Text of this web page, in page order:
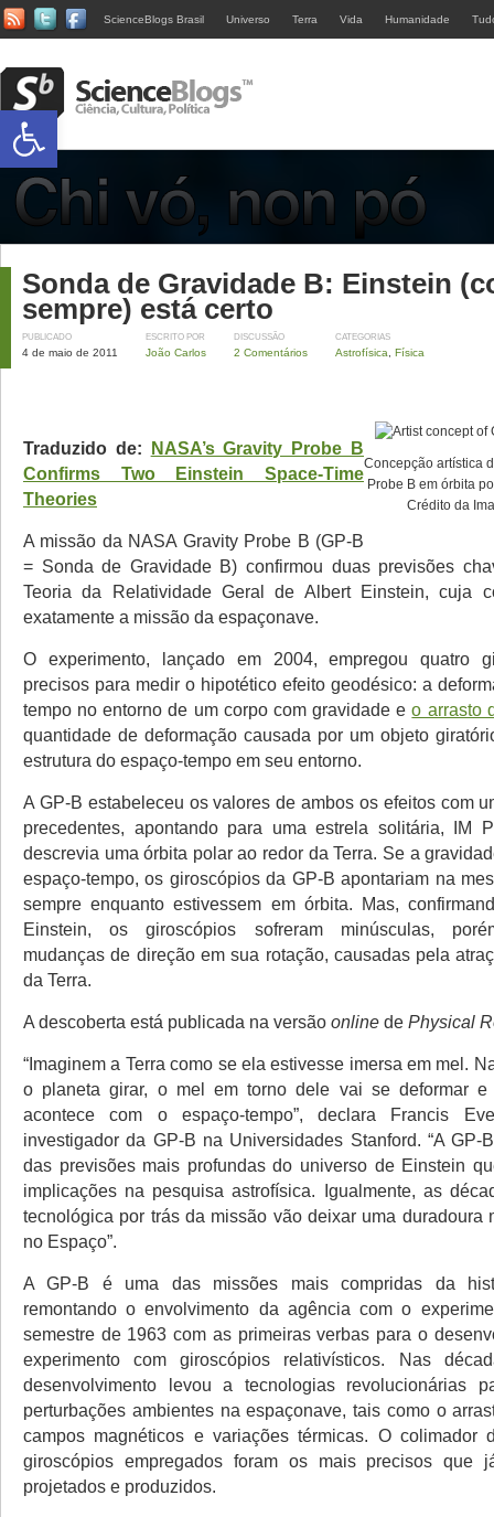
ScienceBlogs Brasil Universo Terra Vida Humanidade
Sonda de Gravidade B: Einstein
sempre) está certo
PUBLICADO
4 de maio de 2011
ESCRITO POR
João Carlos
DISCUSSÃO
2 Comentários
CATEGORIAS
Astrofísica Física
Concepção artística
Probe B em órbita
Crédito da
Traduzido de: NASA’s Gravity Probe B
Confirms Two Einstein Space-Time
Theories
A missão da NASA Gravity Probe B (GP-B
= Sonda de Gravidade B) confirmou duas previsões
Teoria da Relatividade Geral de Albert Einstein, cuja
exatamente a missão da espaçonave.
O experimento, lançado em 2004, empregou quatro
precisos para medir o hipotético efeito geodésico: a
tempo no entorno de um corpo com gravidade eo arrasto
quantidade de deformação causada por um objeto
estrutura do espaço-tempo em seu entorno.
A GP-B estabeleceu os valores de ambos os efeitos com
precedentes, apontando para uma estrela solitária, IM
descrevia uma órbita polar ao redor da Terra. Se a
espaço-tempo, os giroscópios da GP-B apontariam na
sempre enquanto estivessem em órbita. Mas,
Einstein, os giroscópios sofreram minúsculas,
mudanças de direção em sua rotação, causadas pela
da Terra.
A descoberta está publicada na versão online de Physical
“Imaginem a Terra como se ela estivesse imersa em mel.
o planeta girar, o mel em torno dele vai se deformar e
acontece com o espaço-tempo”, declara Francis
investigador da GP-B na Universidades Stanford. “A GP-
das previsões mais profundas do universo de Einstein
implicações na pesquisa astrofísica. Igualmente, as
tecnológica por trás da missão vão deixar uma duradoura
no Espaço”.
A GP-B é uma das missões mais compridas da
remontando o envolvimento da agência com o
semestre de 1963 com as primeiras verbas para o
experimento com giroscópios relativísticos. Nas
desenvolvimento levou a tecnologias revolucionárias
perturbações ambientes na espaçonave, tais como o
campos magnéticos e variações térmicas. O colimador
giroscópios empregados foram os mais precisos que
projetados e produzidos.
Abrir a barra de ferramentas